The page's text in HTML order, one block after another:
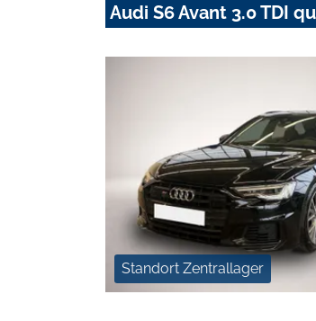
Audi S6 Avant 3.0 TDI
Standort Zentrallager